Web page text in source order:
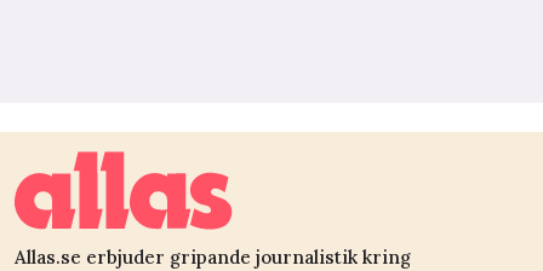
Allas.se erbjuder gripande journalistik kring